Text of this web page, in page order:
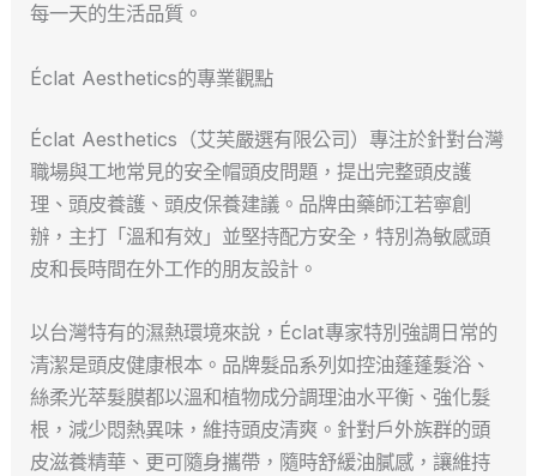
每一天的生活品質。
Éclat Aesthetics的專業觀點
Éclat Aesthetics（艾芙嚴選有限公司）專注於針對台灣
職場與工地常見的安全帽頭皮問題，提出完整頭皮護
理、頭皮養護、頭皮保養建議。品牌由藥師江若寧創
辦，主打「溫和有效」並堅持配方安全，特別為敏感頭
皮和長時間在外工作的朋友設計。
以台灣特有的濕熱環境來說，Éclat專家特別強調日常的
清潔是頭皮健康根本。品牌髮品系列如控油蓬蓬髮浴、
絲柔光萃髮膜都以溫和植物成分調理油水平衡、強化髮
根，減少悶熱異味，維持頭皮清爽。針對戶外族群的頭
皮滋養精華、更可隨身攜帶，隨時舒緩油膩感，讓維持